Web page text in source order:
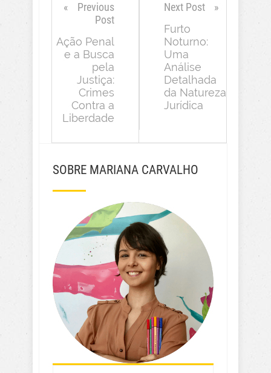
Previous
Post
Ação Penal
e a Busca
pela
Justiça:
Crimes
Contra a
Liberdade
Next Post
Furto
Noturno:
Uma
Análise
Detalhada
da Natureza
Jurídica
SOBRE MARIANA CARVALHO